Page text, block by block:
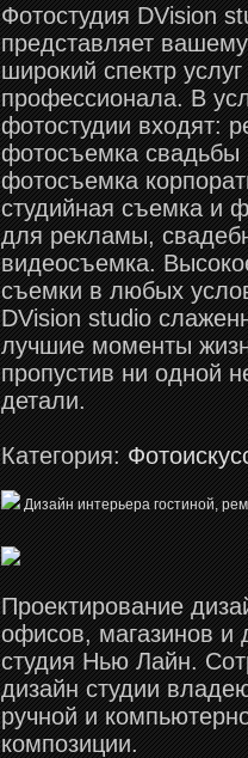
Фотостудия DVision
представляет
широкий спектр
профессионала. В
фотостудии входят:
фотосъемка свадьбы
фотосъемка
студийная съемка и
для рекламы,
видеосъемка.
съемки в любых
DVision studio
лучшие моменты
пропустив ни одной
детали.
Категория:
Дизайн интерьера гостиной,
Проектирование
офисов, магазинов и
студия Нью Лайн.
дизайн студии
ручной и
композиции.